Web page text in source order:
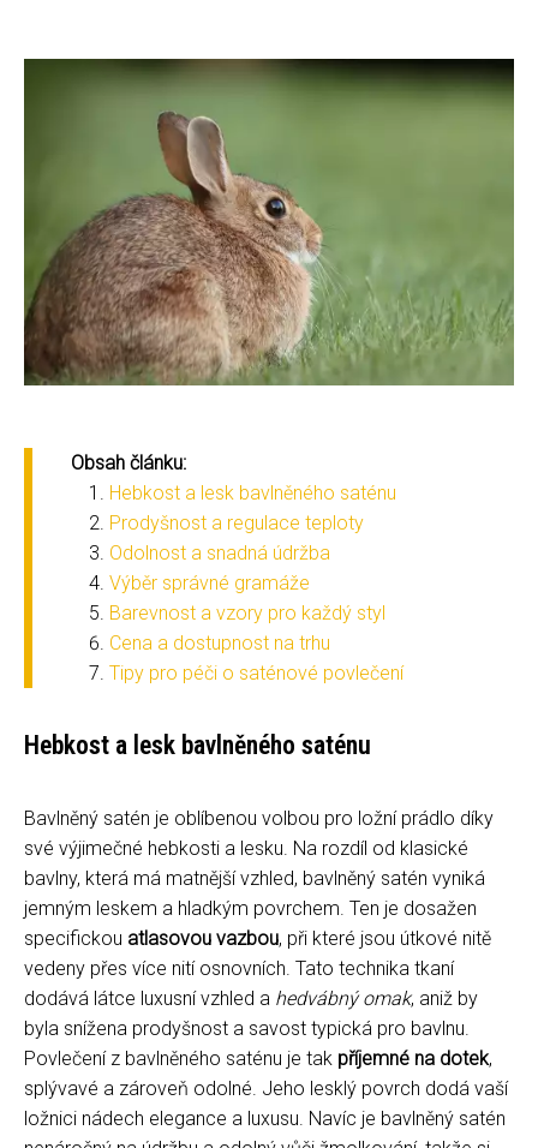
Obsah článku:
Hebkost a lesk bavlněného saténu
Prodyšnost a regulace teploty
Odolnost a snadná údržba
Výběr správné gramáže
Barevnost a vzory pro každý styl
Cena a dostupnost na trhu
Tipy pro péči o saténové povlečení
Hebkost a lesk bavlněného saténu
Bavlněný satén je oblíbenou volbou pro ložní prádlo díky
své výjimečné hebkosti a lesku. Na rozdíl od klasické
bavlny, která má matnější vzhled, bavlněný satén vyniká
jemným leskem a hladkým povrchem. Ten je dosažen
specifickou atlasovou vazbou, při které jsou útkové nitě
vedeny přes více nití osnovních. Tato technika tkaní
dodává látce luxusní vzhled a hedvábný omak, aniž by
byla snížena prodyšnost a savost typická pro bavlnu.
Povlečení z bavlněného saténu je tak příjemné na dotek,
splývavé a zároveň odolné. Jeho lesklý povrch dodá vaší
ložnici nádech elegance a luxusu. Navíc je bavlněný satén